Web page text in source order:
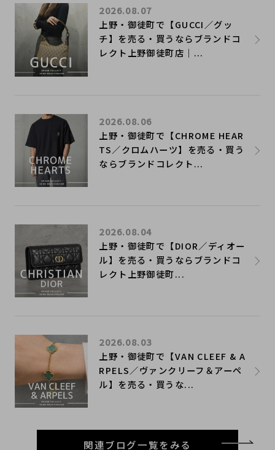
上野・御徒町で【GUCCI／グッ
チ】を売る・買うならブランドコ
レクト上野御徒町店｜...
2026.08.07
上野・御徒町で【CHROME HEAR
TS／クロムハーツ】を売る・買う
ならブランドコレクト...
2026.08.06
上野・御徒町で【DIOR／ディオー
ル】を売る・買うならブランドコ
レクト上野御徒町...
2026.08.04
上野・御徒町で【VAN CLEEF & A
RPELS／ヴァンクリーフ＆アーペ
ル】を売る・買うな...
2026.08.03
関連ブログ一覧をみる